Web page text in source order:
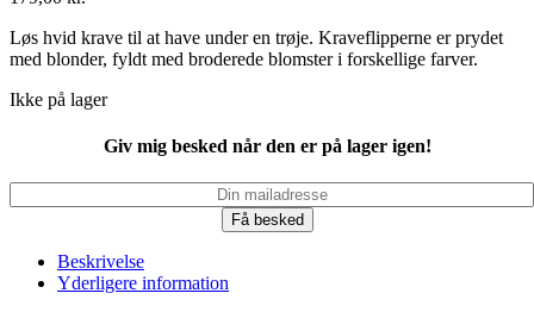
Løs hvid krave til at have under en trøje. Kraveflipperne er prydet
med blonder, fyldt med broderede blomster i forskellige farver.
Ikke på lager
Giv mig besked når den er på lager igen!
Få besked
Beskrivelse
Yderligere information